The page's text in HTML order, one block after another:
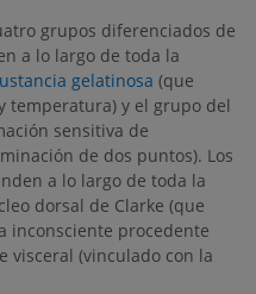
grupos diferenciados de
a lo largo de toda la
gelatinosa (que
temperatura) y el grupo del
sensitiva de
de dos puntos). Los
a lo largo de toda la
dorsal de Clarke (que
inconsciente procedente
visceral (vinculado con la